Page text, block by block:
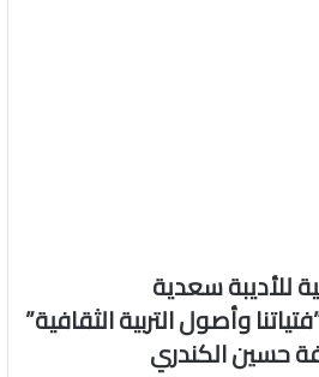
للأديبة سعدية
وأصول التربية الثقافية”
حسين الكندري